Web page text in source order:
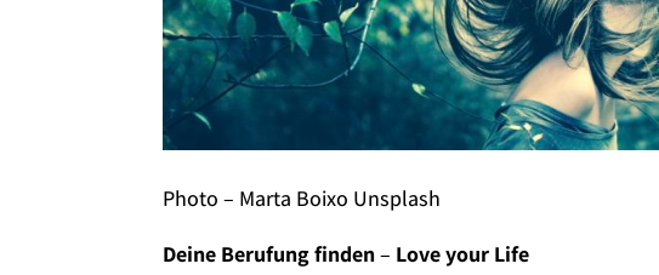
Photo – Marta Boixo Unsplash
Deine Berufung finden– Love your Life